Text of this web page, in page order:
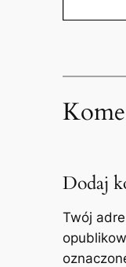
Dodaj
Twój